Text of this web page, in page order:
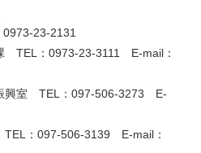
23-2131
TEL：0973-23-3111 E-mail：
興室 TEL：097-506-3273 E-
：097-506-3139 E-mail：